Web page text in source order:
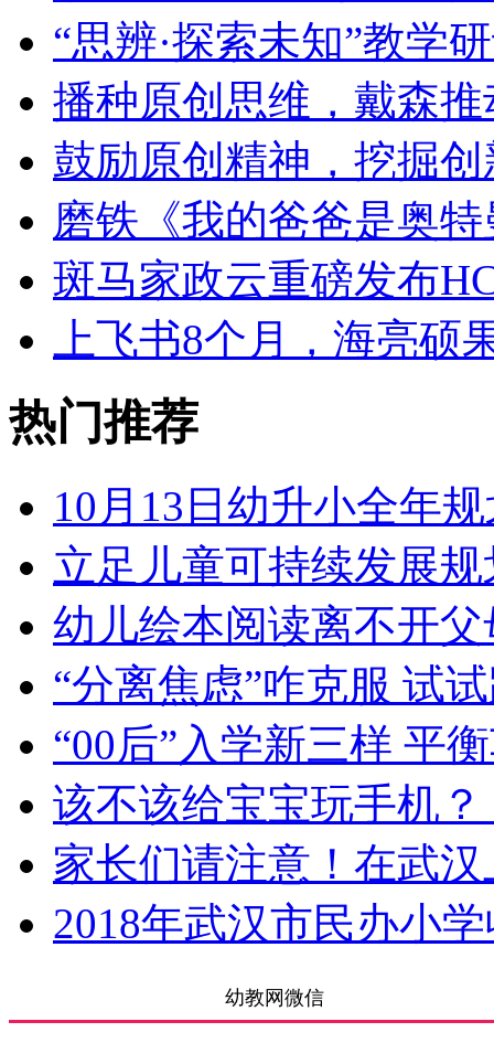
“思辨·探索未知”教学
播种原创思维，戴森
鼓励原创精神，挖掘
磨铁《我的爸爸是奥
斑马家政云重磅发布
上飞书8个月，海亮硕
热门推荐
10月13日幼升小全年
立足儿童可持续发展
幼儿绘本阅读离不开
“分离焦虑”咋克服 试
“00后”入学新三样 平
该不该给宝宝玩手机
家长们请注意！在武
2018年武汉市民办小
幼教网微信